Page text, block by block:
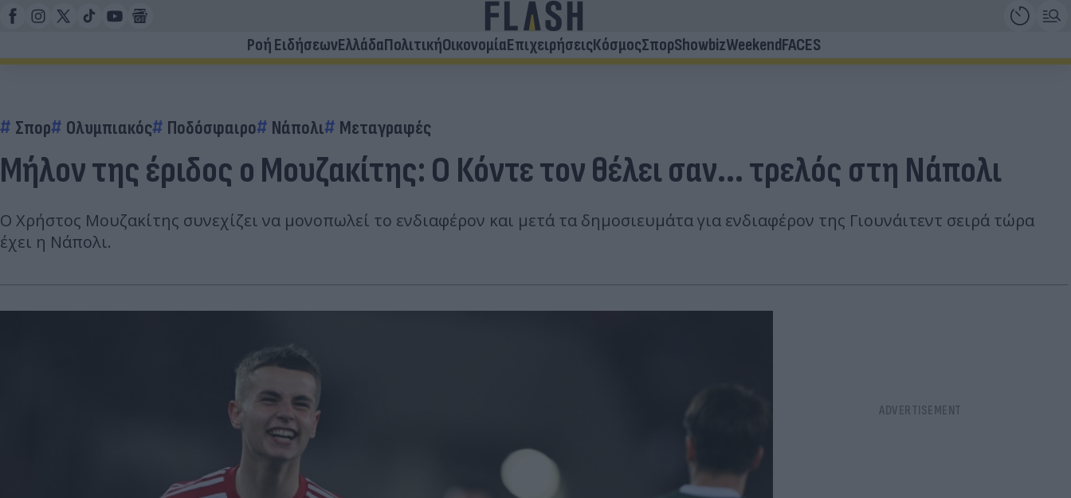
Ροή ΕιδήσεωνΕλλάδαΠολιτικήΟικονομίαΕπιχειρήσειςΚόσμοςΣπορShowbizWeekendFACES
Σπορ Ολυμπιακός Ποδόσφαιρο Νάπολι Μεταγραφές
Μήλον της έριδος ο Μουζακίτης: Ο Κόντε τον θέλει σαν... τρελός στη Νάπολι
Ο Χρήστος Μουζακίτης συνεχίζει να μονοπωλεί το ενδιαφέρον και μετά τα δημοσιευμάτα για ενδιαφέρον της Γιουνάιτεντ σειρά τώρα
έχει η Νάπολι.